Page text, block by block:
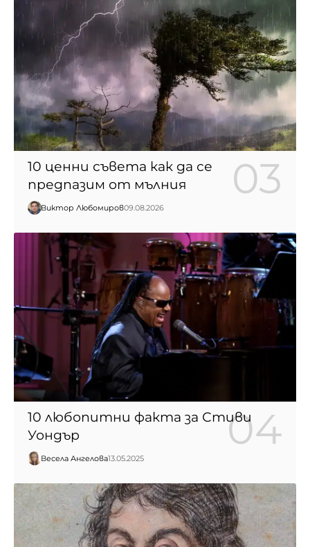
10 ценни съвета как да се
предпазим от мълния
Виктор Любомиров09.08.2026
10 любопитни факта за Стиви
Уондър
Весела Ангелова13.05.2025